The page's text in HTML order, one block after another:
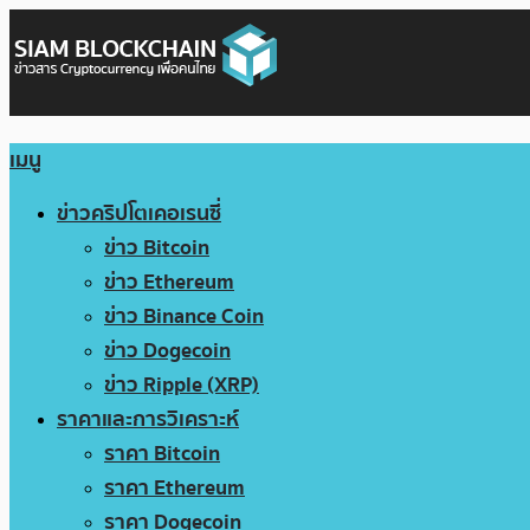
เมนู
ข่าวคริปโตเคอเรนซี่
ข่าว Bitcoin
ข่าว Ethereum
ข่าว Binance Coin
ข่าว Dogecoin
ข่าว Ripple (XRP)
ราคาและการวิเคราะห์
ราคา Bitcoin
ราคา Ethereum
ราคา Dogecoin